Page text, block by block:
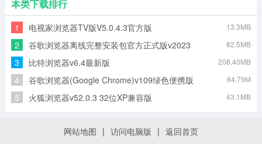
本类下载排行
1 电视家浏览器TV版V5.0.4.3官方版 13.3MB
2 谷歌浏览器离线完整安装包官方正式版v2023 82.5MB
3 比特浏览器v6.4最新版 208.40MB
4 谷歌浏览器(Google Chrome)v109绿色便携版 84.79M
5 火狐浏览器v52.0.3 32位XP兼容版 43.1MB
网站地图 | 访问电脑版 | 返回首页